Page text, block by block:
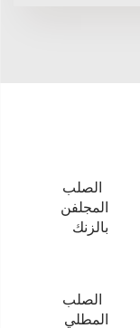
الصلب
المجلفن
بالزنك
الصلب
المطلي